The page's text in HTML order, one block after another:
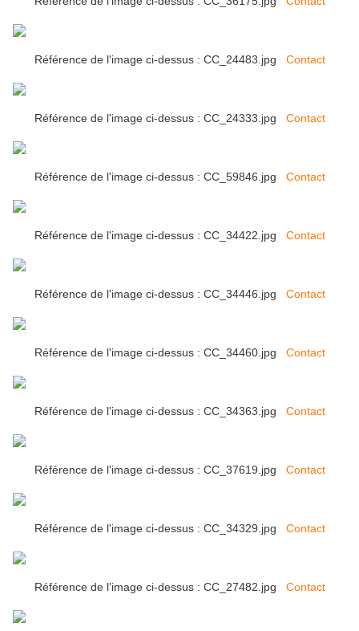
Référence de l'image ci-dessus : CC_24483.jpg Contact
Référence de l'image ci-dessus : CC_24333.jpg Contact
Référence de l'image ci-dessus : CC_59846.jpg Contact
Référence de l'image ci-dessus : CC_34422.jpg Contact
Référence de l'image ci-dessus : CC_34446.jpg Contact
Référence de l'image ci-dessus : CC_34460.jpg Contact
Référence de l'image ci-dessus : CC_34363.jpg Contact
Référence de l'image ci-dessus : CC_37619.jpg Contact
Référence de l'image ci-dessus : CC_34329.jpg Contact
Référence de l'image ci-dessus : CC_27482.jpg Contact